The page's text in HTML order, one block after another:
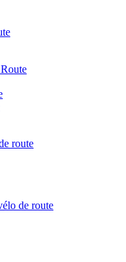
route
de route